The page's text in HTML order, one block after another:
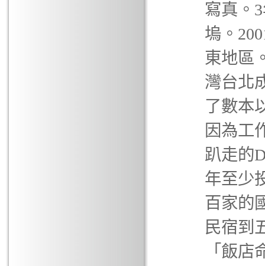
寫真。
塢。
東地區
灣台北
了數本
因為工
趴走的
年至少
百家的
民宿到
「飯